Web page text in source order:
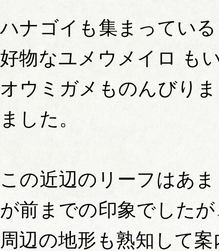
ハナゴイも集まってい
好物なユメウメイロ も
オウミガメものんびり
ました。
この近辺のリーフはあ
が前までの印象でした
周辺の地形も熟知して